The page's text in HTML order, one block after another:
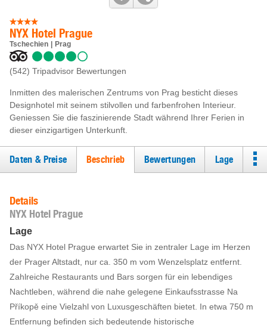
NYX Hotel Prague
Tschechien Prag
(542) Tripadvisor Bewertungen
Inmitten des malerischen Zentrums von Prag besticht dieses
Designhotel mit seinem stilvollen und farbenfrohen Interieur.
Geniessen Sie die faszinierende Stadt während Ihrer Ferien in
dieser einzigartigen Unterkunft.
Daten & Preise Beschrieb Bewertungen Lage
Details
NYX Hotel Prague
Lage
Das NYX Hotel Prague erwartet Sie in zentraler Lage im Herzen
der Prager Altstadt, nur ca. 350 m vom Wenzelsplatz entfernt.
Zahlreiche Restaurants und Bars sorgen für ein lebendiges
Nachtleben, während die nahe gelegene Einkaufsstrasse Na
Příkopě eine Vielzahl von Luxusgeschäften bietet. In etwa 750 m
Entfernung befinden sich bedeutende historische